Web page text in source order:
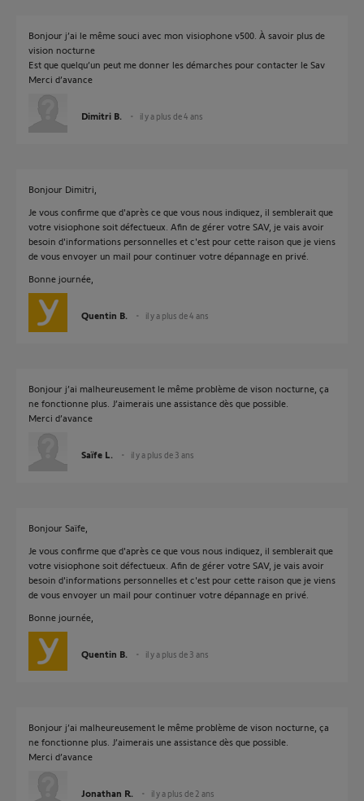
Bonjour j’ai le même souci avec mon visiophone v500. À savoir plus de
vision nocturne
Est que quelqu’un peut me donner les démarches pour contacter le Sav
Merci d’avance
Dimitri B. il y a plus de 4 ans
Bonjour Dimitri,
Je vous confirme que d'après ce que vous nous indiquez, il semblerait que
votre visiophone soit défectueux. Afin de gérer votre SAV, je vais avoir
besoin d'informations personnelles et c'est pour cette raison que je viens
de vous envoyer un mail pour continuer votre dépannage en privé.
Bonne journée,
Quentin B. il y a plus de 4 ans
Bonjour j’ai malheureusement le même problème de vison nocturne, ça
ne fonctionne plus. J’aimerais une assistance dès que possible.
Merci d’avance
Saïfe L. il y a plus de 3 ans
Bonjour Saïfe,
Je vous confirme que d'après ce que vous nous indiquez, il semblerait que
votre visiophone soit défectueux. Afin de gérer votre SAV, je vais avoir
besoin d'informations personnelles et c'est pour cette raison que je viens
de vous envoyer un mail pour continuer votre dépannage en privé.
Bonne journée,
Quentin B. il y a plus de 3 ans
Bonjour j’ai malheureusement le même problème de vison nocturne, ça
ne fonctionne plus. J’aimerais une assistance dès que possible.
Merci d’avance
Jonathan R. il y a plus de 2 ans